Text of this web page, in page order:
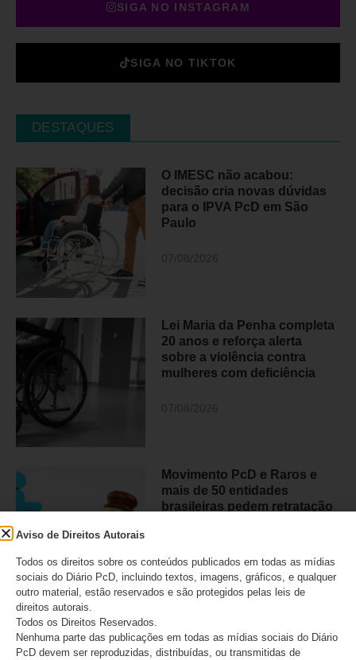
SIGA NO INSTAGRAM
SIGA NO TIKTOK
DESTAQUES
O IMESC não acabou:
decisão cria novas dúvidas
para o IPVA PcD em São
Paulo
Lei Maria da Penha completa
20 anos e reforça alerta
sobre a violência contra
mulheres com deficiência
Movimento PcD e Raros e
mais de 50 entidades
brasileiras pedem retratação
06/08/2026
CATEGORIAS
Aviso de Direitos Autorais
Todos os direitos sobre os conteúdos publicados em todas as mídias
sociais do Diário PcD, incluindo textos, imagens, gráficos, e qualquer
outro material, estão reservados e são protegidos pelas leis de
direitos autorais.
Todos os Direitos Reservados.
Nenhuma parte das publicações em todas as mídias sociais do Diário
PcD devem ser reproduzidas, distribuídas, ou transmitidas de